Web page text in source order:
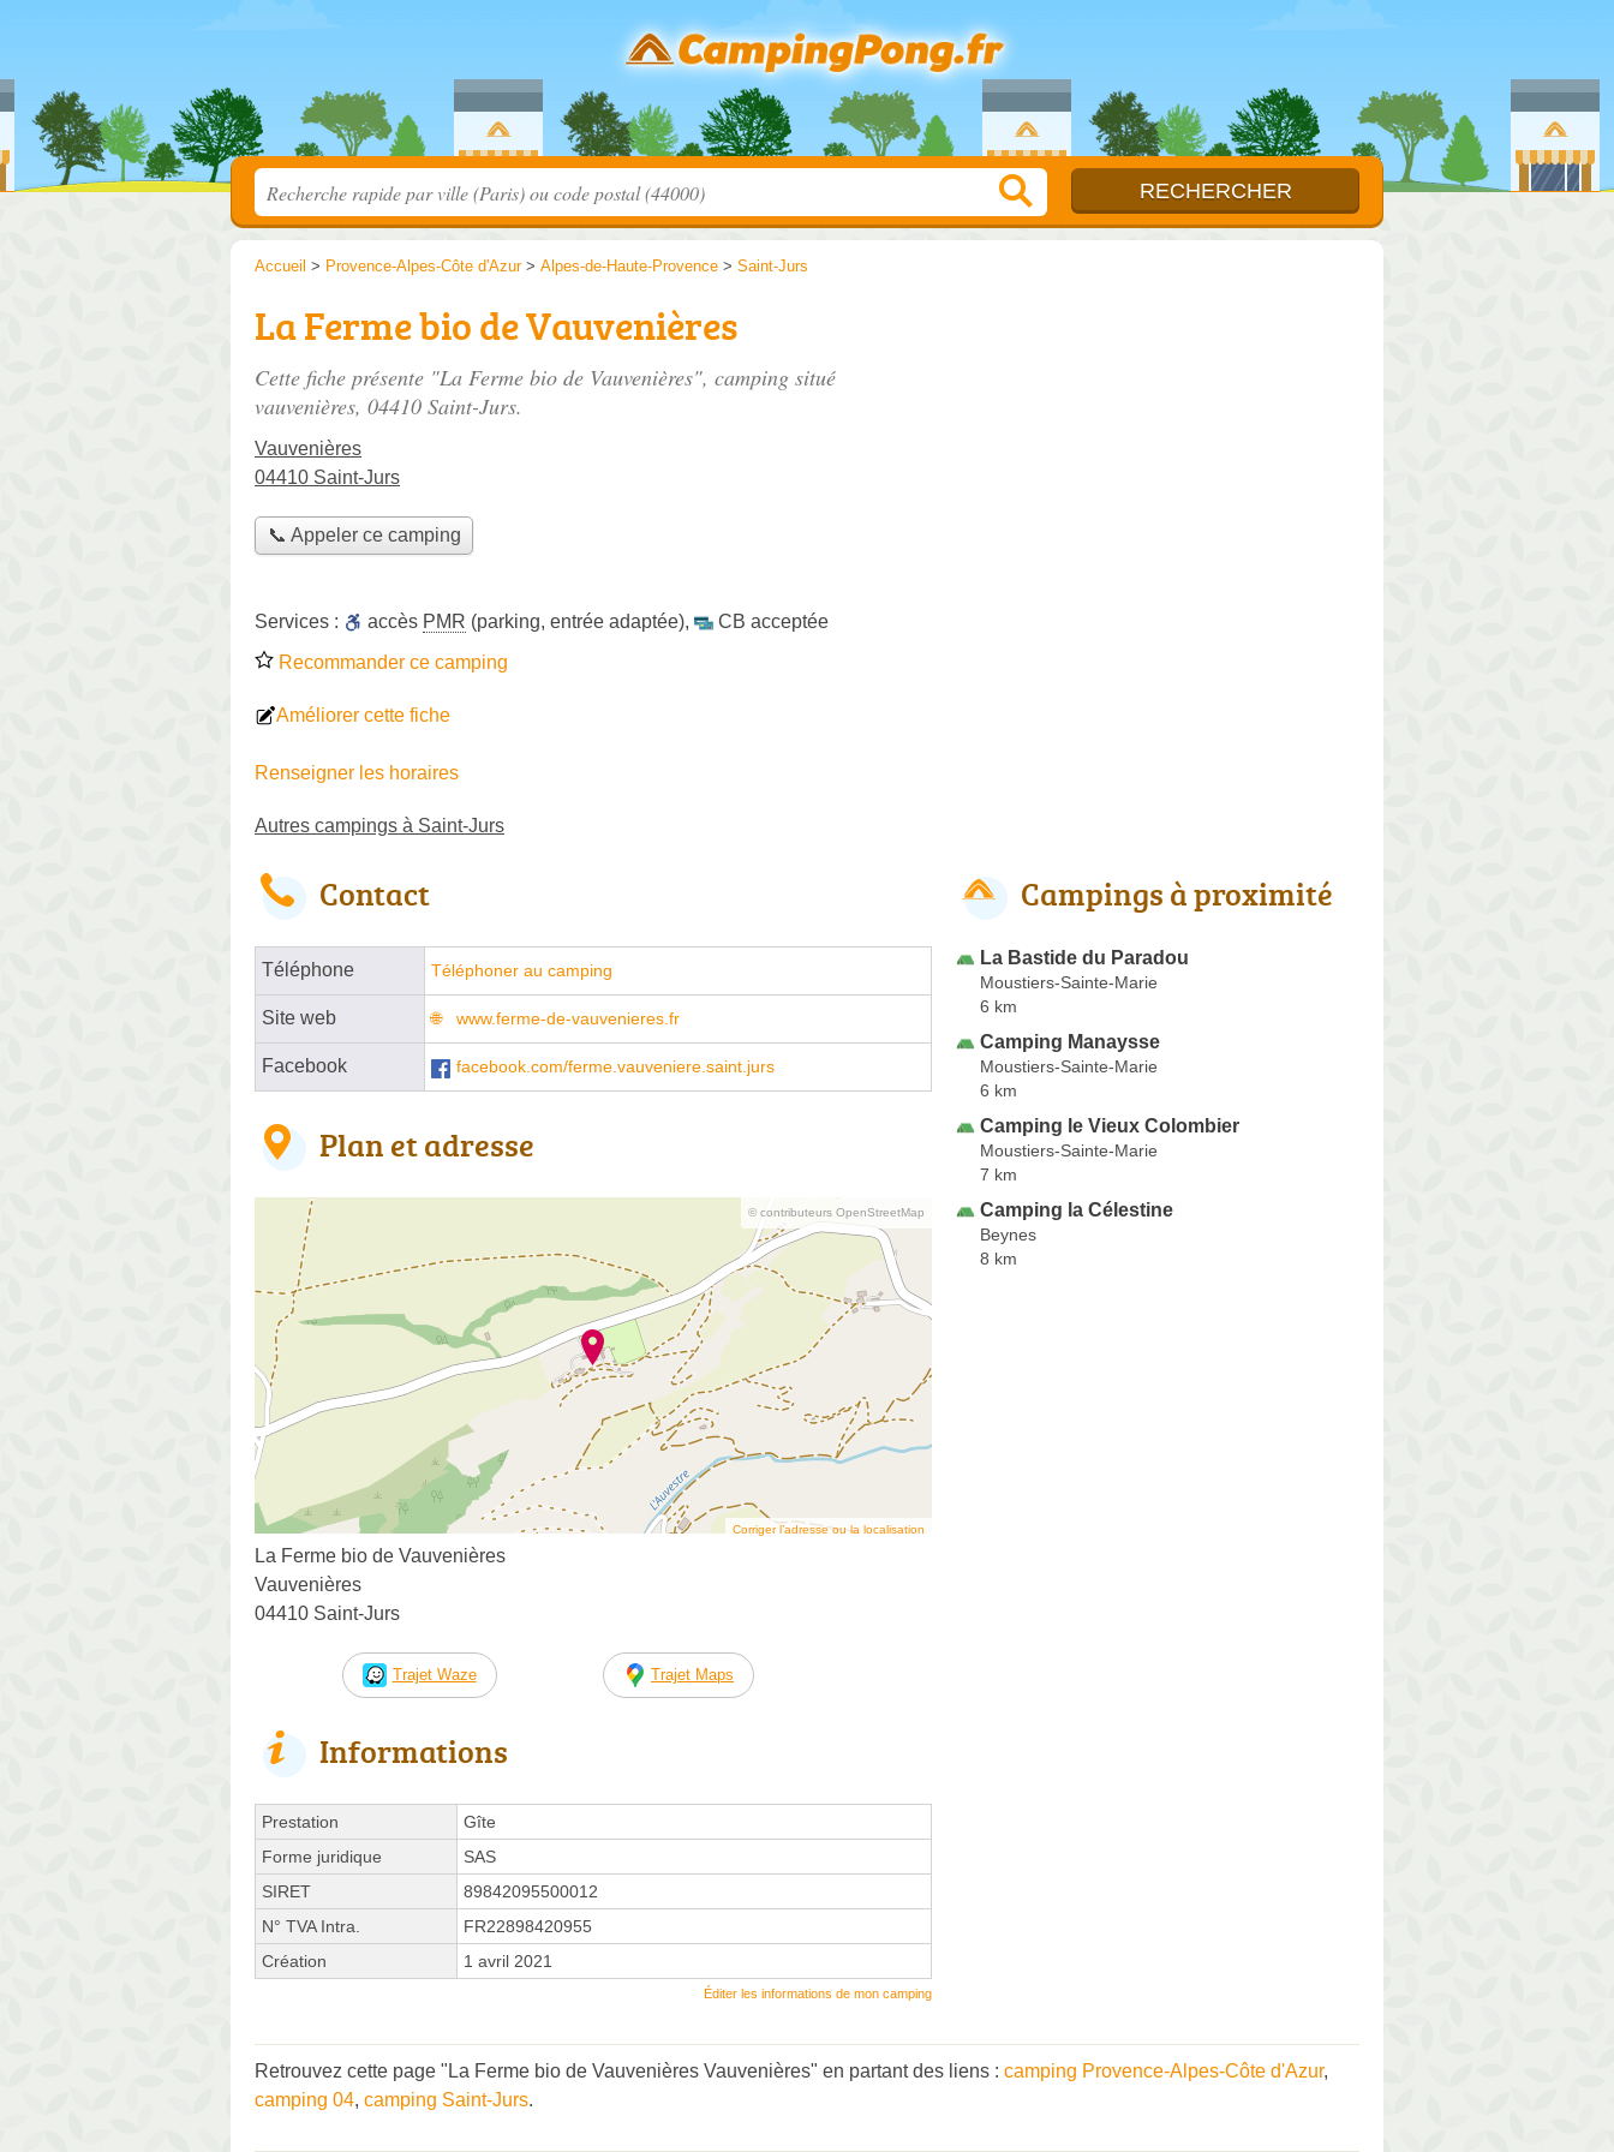
Accueil > Provence-Alpes-Côte d'Azur> Alpes-de-Haute-Provence > Saint-Jurs
La Ferme bio de Vauvenières
Cette fiche présente "La Ferme bio de Vauvenières", camping situé
vauvenières, 04410 Saint-Jurs.
Vauvenières
04410 Saint-Jurs
📞 Appeler ce camping
Services : accès PMR (parking, entrée adaptée),
CB acceptée
Recommander ce camping
Améliorer cette fiche
Renseigner les horaires
Autres campings à Saint-Jurs
Contact
Téléphone Téléphoner au camping
Site web www.ferme-de-vauvenieres.fr
Facebook facebook.com/ferme.vauveniere.saint.jurs
Plan et adresse
© contributeurs OpenStreetMap
Corriger l’adresse ou la localisation
La Ferme bio de Vauvenières
Vauvenières
04410 Saint-Jurs
Trajet Waze Trajet Maps
Informations
Prestation
Gîte
Forme juridique
SAS
SIRET
89842095500012
N° TVA Intra.
FR22898420955
Création
1 avril 2021
Éditer les informations de mon camping
Campings à proximité
La Bastide du Paradou
Moustiers-Sainte-Marie
6 km
Camping Manaysse
Moustiers-Sainte-Marie
6 km
Camping le Vieux Colombier
Moustiers-Sainte-Marie
7 km
Camping la Célestine
Beynes
8 km
Retrouvez cette page "La Ferme bio de Vauvenières Vauvenières" en partant des liens : camping Provence-Alpes-Côte d'Azur,
camping 04, camping Saint-Jurs.